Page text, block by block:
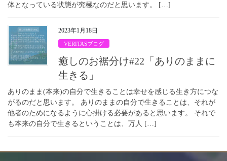
体となっている状態が究極なのだと思います。 […]
2023年1月18日
VERITASブログ
癒しのお裾分け#22「ありのままに
生きる」
ありのまま(本来)の自分で生きることは幸せを感じる生き方につな
がるのだと思います。 ありのままの自分で生きることは、それが
他者のためになるように心掛ける必要があると思います。 それで
も本来の自分で生きるということは、万人 […]